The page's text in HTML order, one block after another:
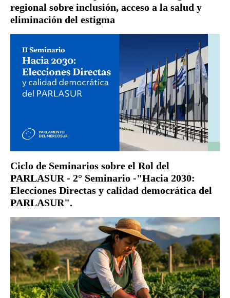
regional sobre inclusión, acceso a la salud y
eliminación del estigma
Ciclo de Seminarios sobre el Rol del
PARLASUR - 2° Seminario -"Hacia 2030:
Elecciones Directas y calidad democrática del
PARLASUR".